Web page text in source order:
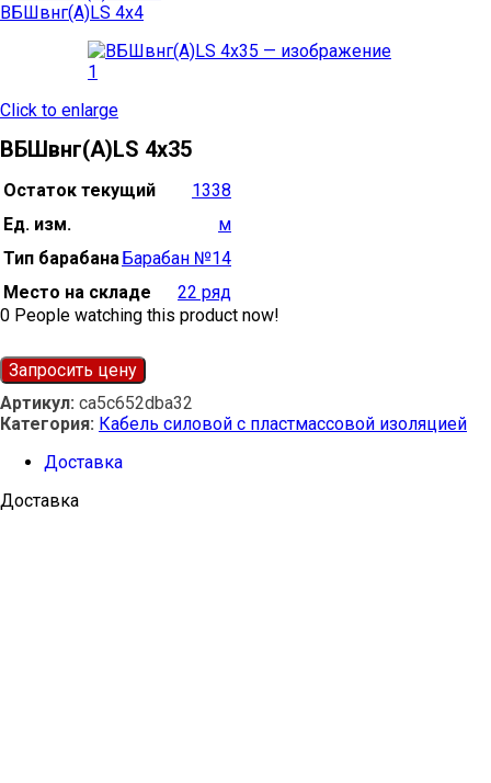
ВБШвнг(А)LS 4х4
Click to enlarge
ВБШвнг(А)LS 4х35
Остаток текущий
1338
Ед. изм.
м
Тип барабана Барабан №14
Место на складе
22 ряд
0 People watching this product now!
Запросить цену
Артикул: ca5c652dba32
Категория: Кабель силовой с пластмассовой изоляцией
Доставка
Доставка